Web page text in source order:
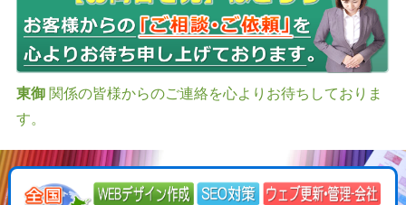
東御関係の皆様からのご連絡を心よりお待ちしておりま
す。